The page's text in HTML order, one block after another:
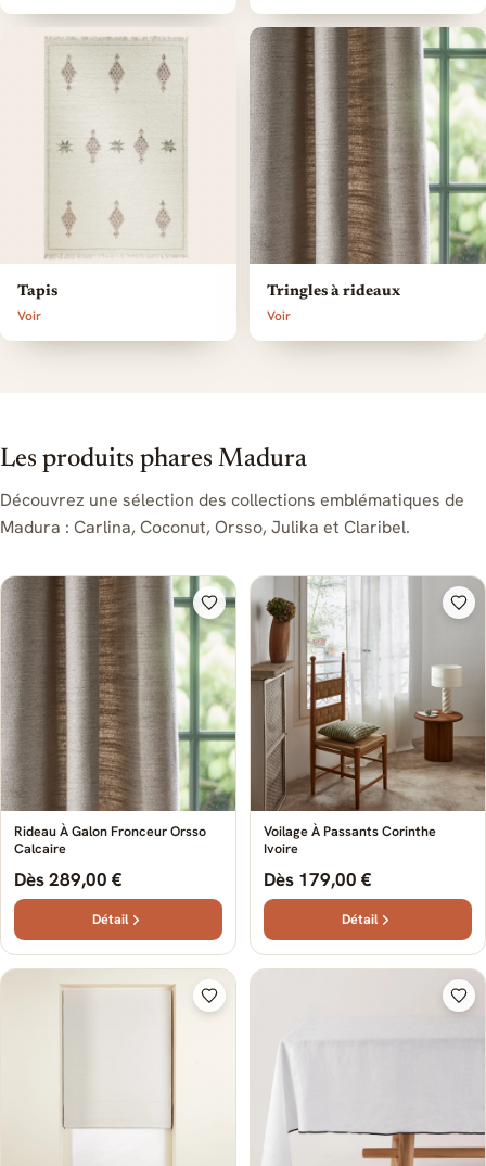
Tapis
Voir
Tringles à rideaux
Voir
Les produits phares Madura
Découvrez une sélection des collections emblématiques de
Madura : Carlina, Coconut, Orsso, Julika et Claribel.
Rideau À Galon Fronceur Orsso
Calcaire
Dès 289,00 €
Détail
Voilage À Passants Corinthe
Ivoire
Dès 179,00 €
Détail